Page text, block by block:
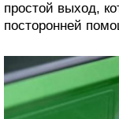
простой выход,
посторонней